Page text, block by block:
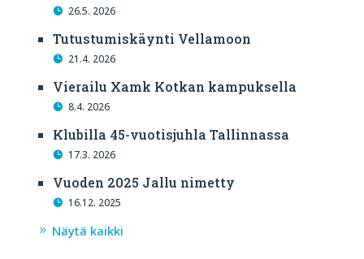
26.5. 2026
Tutustumiskäynti Vellamoon
21.4. 2026
Vierailu Xamk Kotkan kampuksella
8.4. 2026
Klubilla 45-vuotisjuhla Tallinnassa
17.3. 2026
Vuoden 2025 Jallu nimetty
16.12. 2025
Näytä kaikki